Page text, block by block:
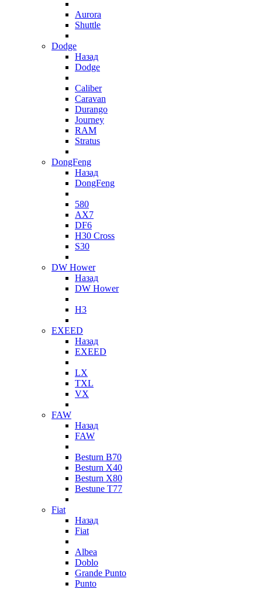
Aurora
Shuttle
Dodge
Назад
Dodge
Caliber
Caravan
Durango
Journey
RAM
Stratus
DongFeng
Назад
DongFeng
580
AX7
DF6
H30 Cross
S30
DW Hower
Назад
DW Hower
H3
EXEED
Назад
EXEED
LX
TXL
VX
FAW
Назад
FAW
Besturn B70
Besturn X40
Besturn X80
Bestune T77
Fiat
Назад
Fiat
Albea
Doblo
Grande Punto
Punto